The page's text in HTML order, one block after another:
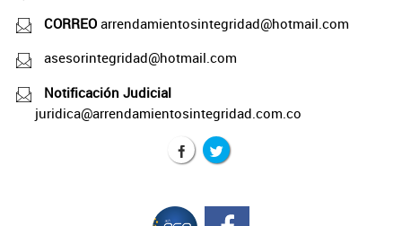
CORREO arrendamientosintegridad@hotmail.com
asesorintegridad@hotmail.com
Notificación Judicial
juridica@arrendamientosintegridad.com.co